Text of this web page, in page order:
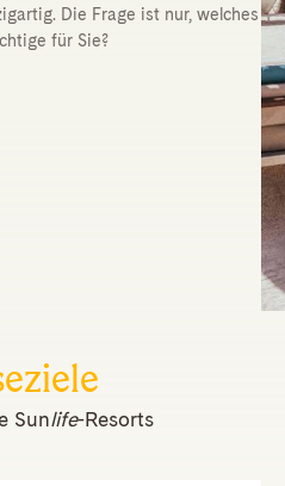
Die Frage ist nur, welches
für Sie?
Sunlife-Resorts